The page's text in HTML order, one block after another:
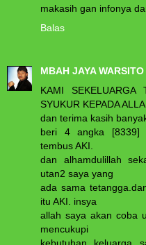
makasih gan infonya
Balas
MBAH JAYA WARSITO
KAMI SEKELUARGA
SYUKUR KEPADA
dan terima kasih
beri 4 angka [8339]
tembus AKI.
dan alhamdulillah
utan2 saya yang
ada sama
itu AKI. insya
allah saya akan coba
mencukupi